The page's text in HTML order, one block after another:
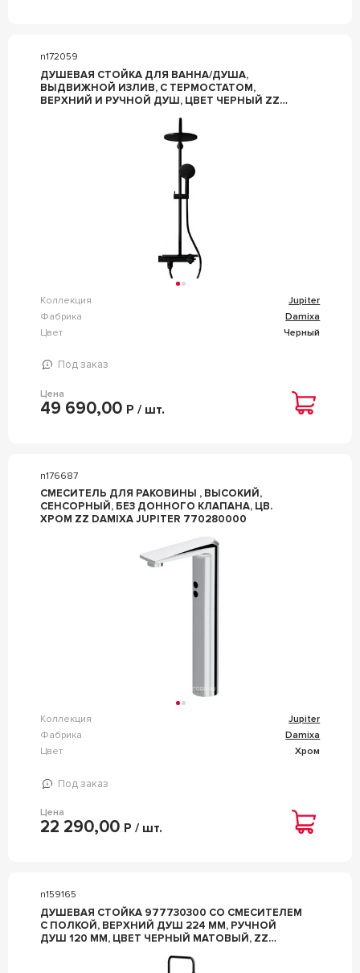
n172059
ДУШЕВАЯ СТОЙКА ДЛЯ ВАННА/ДУША,
ВЫДВИЖНОЙ ИЗЛИВ, С ТЕРМОСТАТОМ,
ВЕРХНИЙ И РУЧНОЙ ДУШ, ЦВЕТ ЧЕРНЫЙ ZZ
Коллекция
Jupiter
Фабрика
Damixa
Цвет
Черный
Под заказ
Цена
49 690,00 Р / шт.
n176687
СМЕСИТЕЛЬ ДЛЯ РАКОВИНЫ , ВЫСОКИЙ,
СЕНСОРНЫЙ, БЕЗ ДОННОГО КЛАПАНА, ЦВ.
ХРОМ ZZ DAMIXA JUPITER 770280000
Коллекция
Jupiter
Фабрика
Damixa
Цвет
Хром
Под заказ
Цена
22 290,00 Р / шт.
n159165
ДУШЕВАЯ СТОЙКА 977730300 СО СМЕСИТЕЛЕМ
С ПОЛКОЙ, ВЕРХНИЙ ДУШ 224 ММ, РУЧНОЙ
ДУШ 120 ММ, ЦВЕТ ЧЕРНЫЙ МАТОВЫЙ, ZZ